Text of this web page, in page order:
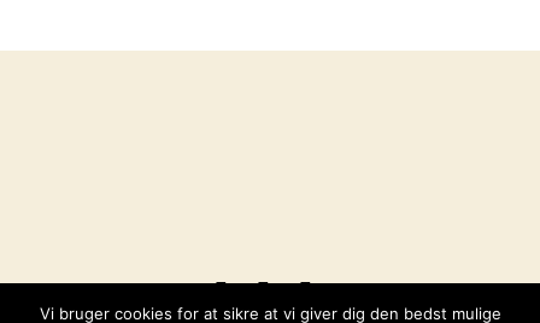
Vi bruger cookies for at sikre at vi giver dig den bedst mulige